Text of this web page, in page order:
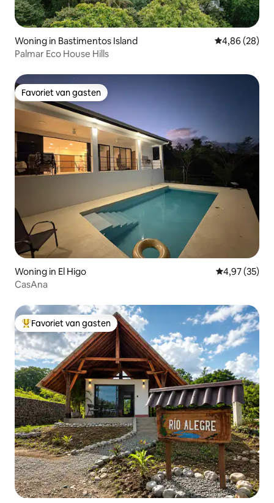
Woning in Bastimentos Island Gemiddelde
4,86 (28)
Palmar Eco House Hills
Favoriet van gasten
Favoriet van gasten
Woning in El Higo Gemiddelde
4,97 (35)
CasAna
Topfavoriet van gasten
Favoriet van gasten